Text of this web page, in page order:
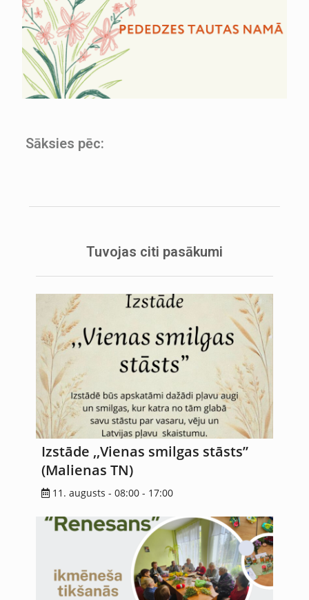
Sāksies pēc:
Tuvojas citi pasākumi
Izstāde ,,Vienas smilgas stāsts”
(Malienas TN)
11. augusts - 08:00 - 17:00